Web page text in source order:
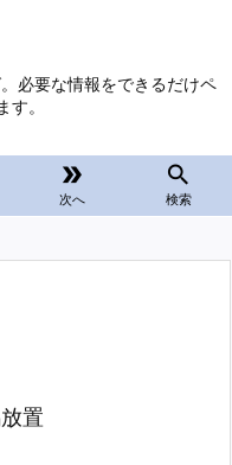
必要な情報をできるだけペ
す。

次へ

検索
置